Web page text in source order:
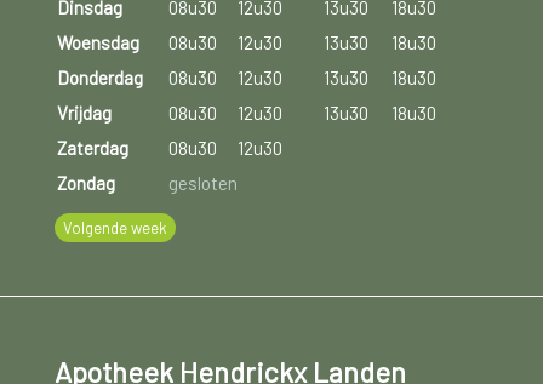
Dinsdag
08u30 12u30 13u30
18u30
Woensdag
08u30 12u30 13u30
18u30
Donderdag
08u30 12u30 13u30
18u30
Vrijdag
08u30 12u30 13u30
18u30
Zaterdag
08u30
12u30
Zondag
gesloten
Volgende week
Apotheek Hendrickx Landen